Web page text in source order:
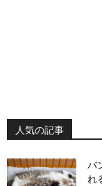
人気の記事
バ
れ